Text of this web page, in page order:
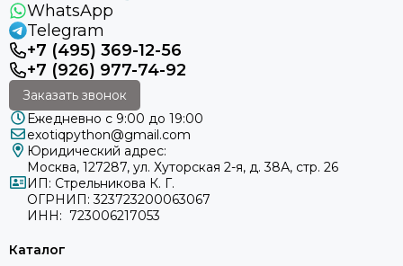
WhatsApp
Telegram
+7 (495) 369-12-56
+7 (926) 977-74-92
Заказать звонок
Ежедневно с 9:00 до 19:00
exotiqpython@gmail.com
Юридический адрес:
Москва, 127287, ул. Хуторская 2-я, д. 38А, стр. 26
ИП: Стрельникова К. Г.
ОГРНИП: 323723200063067
ИНН: 723006217053
Каталог